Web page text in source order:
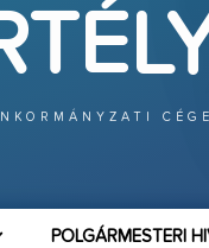
POLGÁRMESTERI